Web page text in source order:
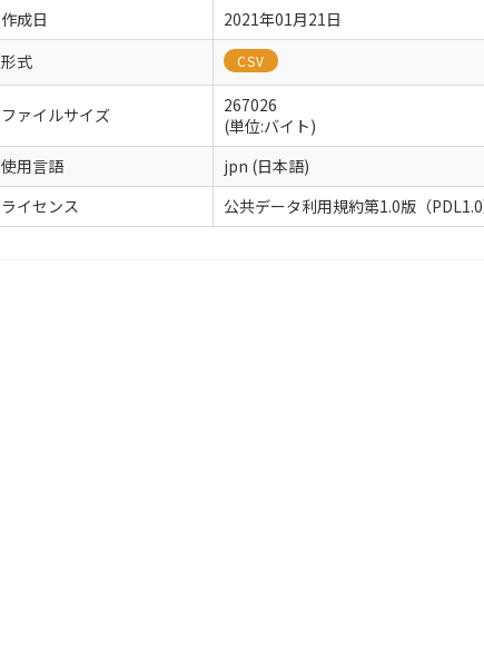
作成日
2021年01月21日
形式
CSV
ファイルサイズ
267026
(単位:バイト)
使用言語
jpn (日本語)
ライセンス
公共データ利用規約第1.0版（